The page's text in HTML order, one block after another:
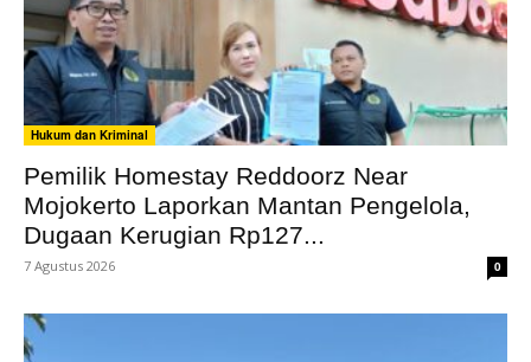
Hukum dan Kriminal
Pemilik Homestay Reddoorz Near
Mojokerto Laporkan Mantan Pengelola,
Dugaan Kerugian Rp127...
7 Agustus 2026 0